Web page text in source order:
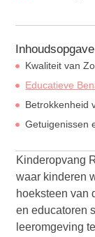
Kwaliteit van
Educatieve
Betrokkenheid
Getuigenissen
Kinderopvang
waar kinderen
hoeksteen van
en educatoren
leeromgeving